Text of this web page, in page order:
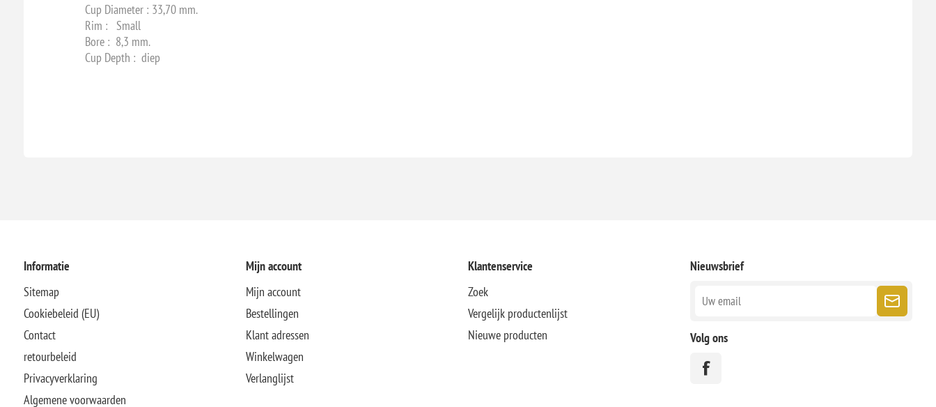
Cup Diameter : 33,70 mm.
Rim : Small
Bore : 8,3 mm.
Cup Depth : diep
Informatie
Sitemap
Cookiebeleid (EU)
Contact
retourbeleid
Privacyverklaring
Algemene voorwaarden
Mijn account
Mijn account
Bestellingen
Klant adressen
Winkelwagen
Verlanglijst
Klantenservice
Zoek
Vergelijk productenlijst
Nieuwe producten
Nieuwsbrief
Volg ons